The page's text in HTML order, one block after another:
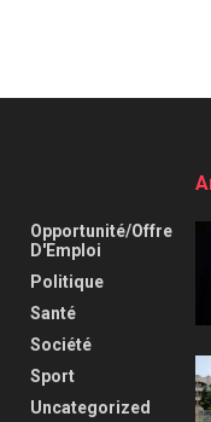
Opportunité/Offre
D'Emploi
Politique
Santé
Société
Sport
Uncategorized